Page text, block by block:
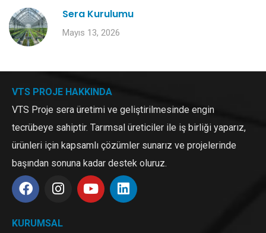
Sera Kurulumu
Mayıs 13, 2026
VTS PROJE HAKKINDA
VTS Proje sera üretimi ve geliştirilmesinde engin
tecrübeye sahiptir. Tarımsal üreticiler ile iş birliği yaparız,
ürünleri için kapsamlı çözümler sunarız ve projelerinde
başından sonuna kadar destek oluruz.
KURUMSAL